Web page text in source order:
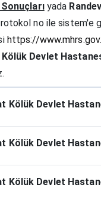
yada
no ile sistem'e
https://
Devlet
Kölük Devlet
Kölük Devlet
Kölük Devlet